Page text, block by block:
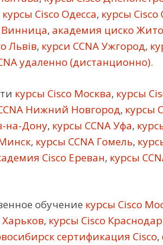
курсы Cisco Одесса, курсы
Винница, академия циско
Львів, курси CCNA Ужгород,
удаленно (дистанционно).
курсы Cisco Москва, курсы
Нижний Новгород, курсы
на-Дону, курсы CCNA Уфа,
, курсы CCNA Гомель,
Cisco Ереван, курсы
обучение курсы Cisco
Харьков, курсы Cisco Краснодар
сертификация Cisco,